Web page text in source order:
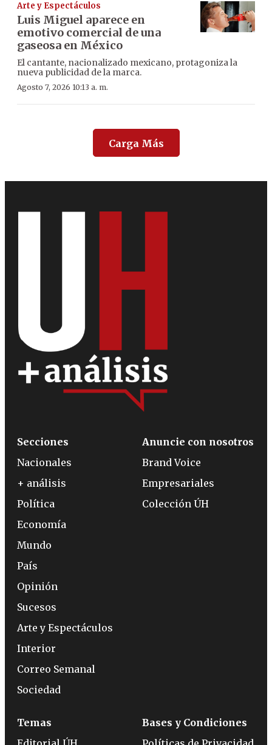
Arte y Espectáculos
Luis Miguel aparece en
emotivo comercial de una
gaseosa en México
El cantante, nacionalizado mexicano, protagoniza la
nueva publicidad de la marca.
Agosto 7, 2026 10:13 a. m.
Carga Más
Secciones
Nacionales
+ análisis
Política
Economía
Mundo
País
Opinión
Sucesos
Arte y Espectáculos
Interior
Correo Semanal
Sociedad
Anuncie con nosotros
Brand Voice
Empresariales
Colección ÚH
Temas
Bases y Condiciones